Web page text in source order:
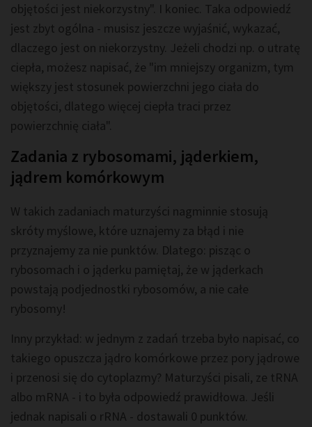
objętości jest niekorzystny". I koniec. Taka odpowiedź
jest zbyt ogólna - musisz jeszcze wyjaśnić, wykazać,
dlaczego jest on niekorzystny. Jeżeli chodzi np. o utratę
ciepła, możesz napisać, że "im mniejszy organizm, tym
większy jest stosunek powierzchni jego ciała do
objętości, dlatego więcej ciepła traci przez
powierzchnię ciała".
Zadania z rybosomami, jąderkiem,
jądrem komórkowym
W takich zadaniach maturzyści nagminnie stosują
skróty myślowe, które uznajemy za błąd i nie
przyznajemy za nie punktów. Dlatego: pisząc o
rybosomach i o jąderku pamiętaj, że w jąderkach
powstają podjednostki rybosomów, a nie całe
rybosomy!
Inny przykład: w jednym z zadań trzeba było napisać, co
takiego opuszcza jądro komórkowe przez pory jądrowe
i przenosi się do cytoplazmy? Maturzyści pisali, ze tRNA
albo mRNA - i to była odpowiedź prawidłowa. Jeśli
jednak napisali o rRNA - dostawali 0 punktów.